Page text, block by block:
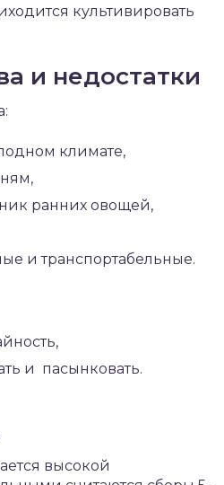
культивировать
и недостатки
климате,
ранних овощей,
и транспортабельные.
и пасынковать.
высокой